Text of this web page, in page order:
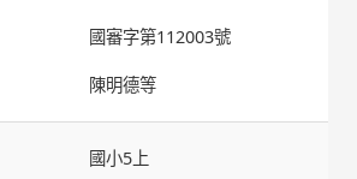
國審字第112003號
陳明德等
國小5上